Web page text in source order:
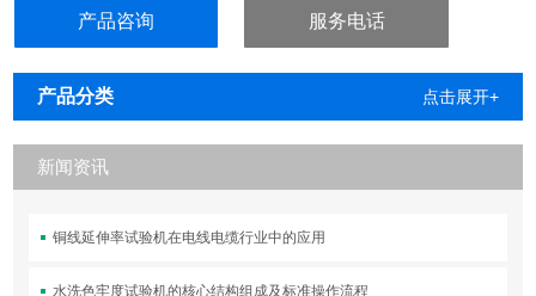
3.上提把手
5.下压把手 反复来回测试
产品咨询 服务电话
产品分类 点击展开+
新闻资讯
铜线延伸率试验机在电线电缆行业中的应用
水洗色牢度试验机的核心结构组成及标准操作流程